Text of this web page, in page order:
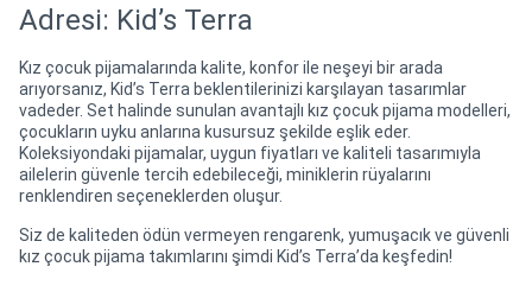
Adresi: Kid’s Terra
Kız çocuk pijamalarında kalite, konfor ile neşeyi bir arada
arıyorsanız, Kid’s Terra beklentilerinizi karşılayan tasarımlar
vadeder. Set halinde sunulan avantajlı kız çocuk pijama modelleri,
çocukların uyku anlarına kusursuz şekilde eşlik eder.
Koleksiyondaki pijamalar, uygun fiyatları ve kaliteli tasarımıyla
ailelerin güvenle tercih edebileceği, miniklerin rüyalarını
renklendiren seçeneklerden oluşur.
Siz de kaliteden ödün vermeyen rengarenk, yumuşacık ve güvenli
kız çocuk pijama takımlarını şimdi Kid’s Terra’da keşfedin!